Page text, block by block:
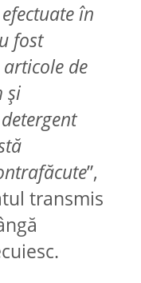
în
fost
de
și
”,
transmis